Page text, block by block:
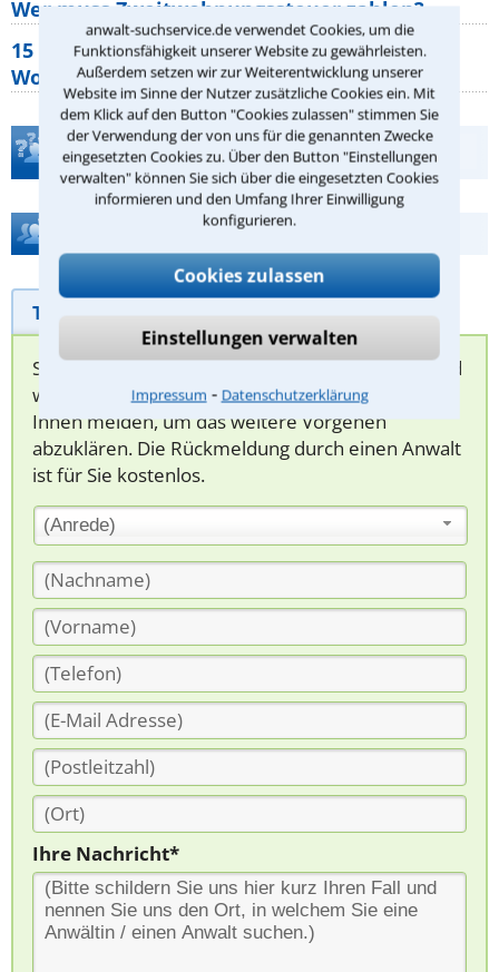
anwalt-suchservice.de verwendet Cookies, um die
Funktionsfähigkeit unserer Website zu gewährleisten.
Außerdem setzen wir zur Weiterentwicklung unserer
Website im Sinne der Nutzer zusätzliche Cookies ein. Mit
dem Klick auf den Button "Cookies zulassen" stimmen Sie
der Verwendung der von uns für die genannten Zwecke
eingesetzten Cookies zu. Über den Button "Einstellungen
verwalten" können Sie sich über die eingesetzten Cookies
informieren und den Umfang Ihrer Einwilligung
konfigurieren.
Cookies zulassen
Einstellungen verwalten
Impressum ⁃ Datenschutzerklärung
Wer muss Zweitwohnungssteuer zahlen?
15 elementare Rechte, die jeder
Wohnungseigentümer kennen sollte
Teste Dein Rechtswissen
Hilfe bei Ihrer Anwaltsuche?
Telefonhilfe
Sie können hier Ihren Fall schildern. Anschließend
werden sich spezialisierte Rechtsanwälte bei
Ihnen melden, um das weitere Vorgehen
abzuklären. Die Rückmeldung durch einen Anwalt
ist für Sie kostenlos.
(Anrede)
Ihre Nachricht*